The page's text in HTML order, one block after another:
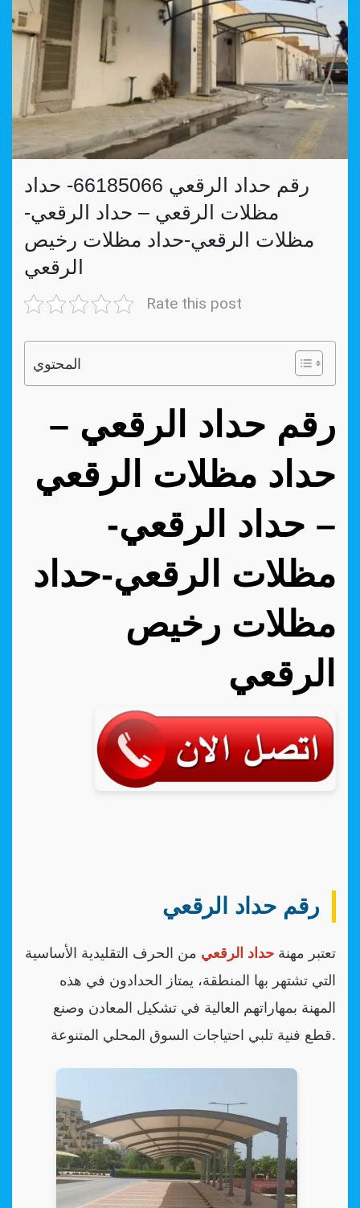
رقم حداد الرقعي 66185066- حداد
مظلات الرقعي – حداد الرقعي-
مظلات الرقعي-حداد مظلات رخيص
الرقعي
Rate this post
المحتوي
حداد مظلات الرقعي
– حداد الرقعي-
مظلات الرقعي-حداد
مظلات رخيص
الرقعي
رقم حداد الرقعي
تعتبر مهنة حداد الرقعي من الحرف التقليدية الأساسية
التي تشتهر بها المنطقة، يمتاز الحدادون في هذه
المهنة بمهاراتهم العالية في تشكيل المعادن وصنع
قطع فنية تلبي احتياجات السوق المحلي المتنوعة.